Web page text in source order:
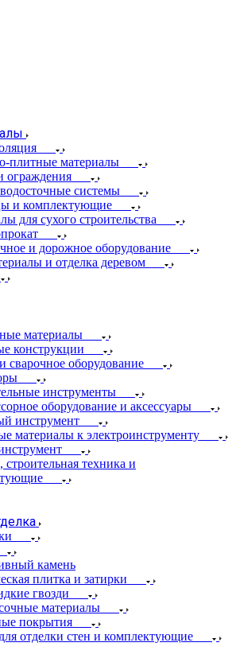
плитные материалы
ограждения
системы
и комплектующие
для сухого строительства
и дорожное оборудование
и отделка деревом
материалы
конструкции
сварочное оборудование
инструменты
оборудование и аксессуары
инструмент
материалы к электроинструменту
строительная техника и
камень
плитка и затирки
гвозди
материалы
покрытия
отделки стен и комплектующие